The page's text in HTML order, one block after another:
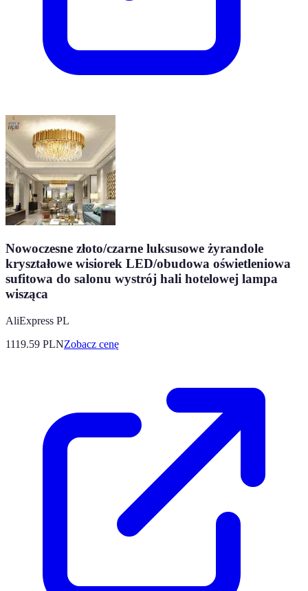
Nowoczesne złoto/czarne luksusowe żyrandole
kryształowe wisiorek LED/obudowa oświetleniowa
sufitowa do salonu wystrój hali hotelowej lampa
wisząca
AliExpress PL
1119.59 PLNZobacz cenę